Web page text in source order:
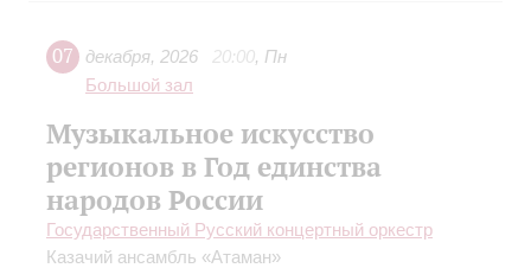
07 декабря, 2026 20:00, Пн
Большой зал
Музыкальное искусство
регионов в Год единства
народов России
Государственный Русский концертный оркестр
Казачий ансамбль «Атаман»